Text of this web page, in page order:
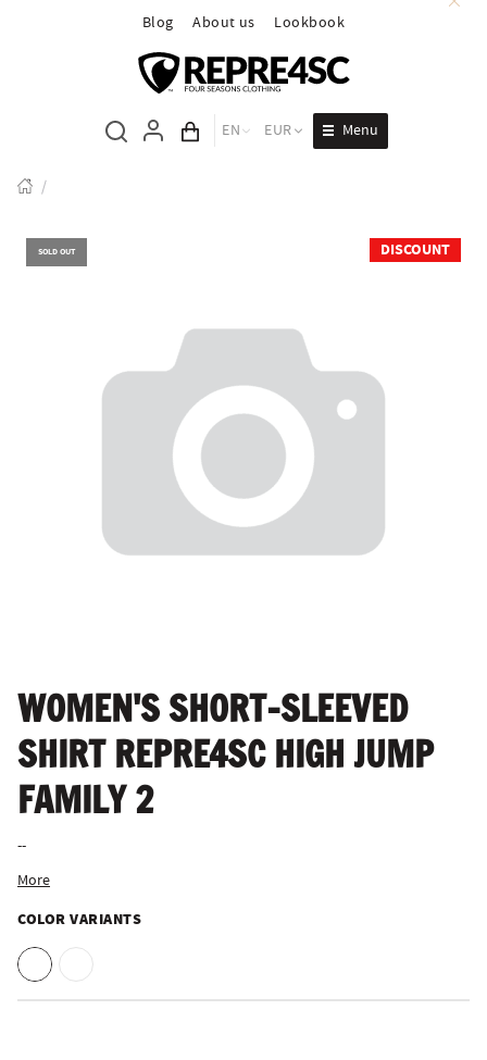
Blog About us Lookbook
Cart total
EN EUR Menu
/
SOLD OUT DISCOUNT
WOMEN'S SHORT-SLEEVED
SHIRT REPRE4SC HIGH JUMP
FAMILY 2
--
More
COLOR VARIANTS